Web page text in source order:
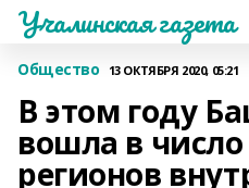
Учалинская газета
Общество 13 ОКТЯБРЯ 2020, 05:21
В этом году
вошла в
регионов